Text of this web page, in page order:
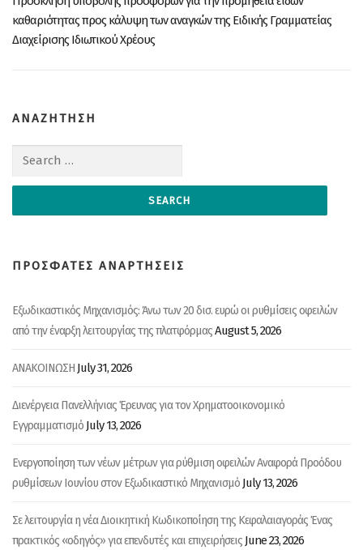
καθαριότητας προς κάλυψη των αναγκών της Ειδικής Γραμματείας
Διαχείρισης Ιδιωτικού Χρέους
ΑΝΑΖΗΤΗΣΗ
Search for:
ΠΡΟΣΦΑΤΕΣ ΑΝΑΡΤΗΣΕΙΣ
Εξωδικαστικός Μηχανισμός: Άνω των 20 δισ. ευρώ οι ρυθμίσεις οφειλών
από την έναρξη λειτουργίας της πλατφόρμαςAugust 5, 2026
ΑΝΑΚΟΙΝΩΣΗ July 31, 2026
Διενέργεια Πανελλήνιας Έρευνας για τον Χρηματοοικονομικό
Εγγραμματισμό July 13, 2026
Ενεργοποίηση των νέων μέτρων για ρύθμιση οφειλών Αναφορά Προόδου
ρυθμίσεων Ιουνίου στον Εξωδικαστικό Μηχανισμό July 13, 2026
Σε λειτουργία η νέα Διοικητική Κωδικοποίηση της Κεφαλαιαγοράς Ένας
πρακτικός «οδηγός» για επενδυτές και επιχειρήσεις June 23, 2026